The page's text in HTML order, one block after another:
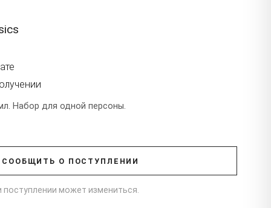
Набор для одной персоны.
СООБЩИТЬ О ПОСТУПЛЕНИИ
поступлении может измениться.